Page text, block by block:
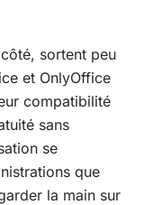
sortent peu
et OnlyOffice
compatibilité
sans
se
que
la main sur